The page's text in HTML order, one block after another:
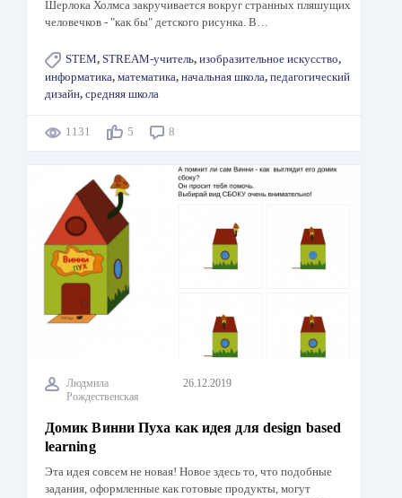
Шерлока Холмса закручивается вокруг странных пляшущих
человечков - "как бы" детского рисунка. В…
STEM, STREAM-учитель, изобразительное искусство,
информатика, математика, начальная школа, педагогический
дизайн, средняя школа
1131 5 8
Людмила
Рождественская
26.12.2019
Домик Винни Пуха как идея для design based
learning
Эта идея совсем не новая! Новое здесь то, что подобные
задания, оформленные как готовые продукты, могут